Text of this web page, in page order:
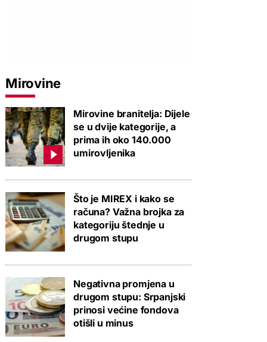
Mirovine
Mirovine branitelja: Dijele
se u dvije kategorije, a
prima ih oko 140.000
umirovljenika
Što je MIREX i kako se
računa? Važna brojka za
kategoriju štednje u
drugom stupu
Negativna promjena u
drugom stupu: Srpanjski
prinosi većine fondova
otišli u minus